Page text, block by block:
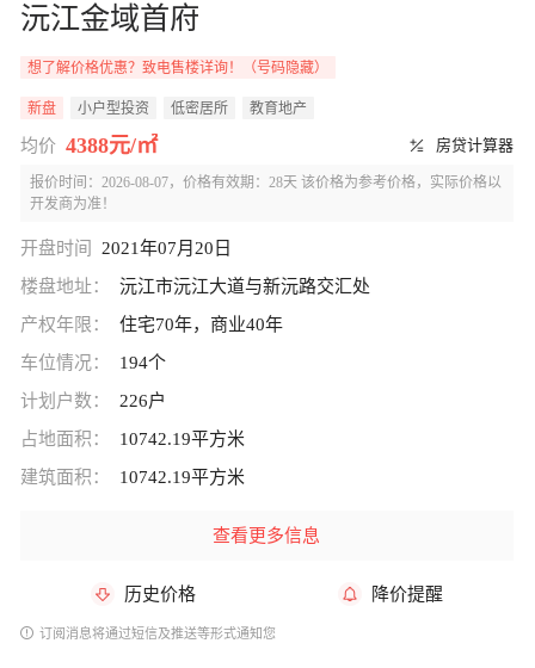
沅江金域首府
想了解价格优惠？致电售楼详询！（号码隐藏）
新盘 小户型投资 低密居所 教育地产
均价 房贷计算器
4388元/㎡
报价时间：2026-08-07，价格有效期：28天 该价格为参考价格，实际价格以
开发商为准！
开盘时间
2021年07月20日
楼盘地址：
沅江市沅江大道与新沅路交汇处
产权年限：
住宅70年，商业40年
车位情况：
194个
计划户数：
226户
占地面积：
10742.19平方米
建筑面积：
10742.19平方米
查看更多信息
历史价格 降价提醒
订阅消息将通过短信及推送等形式通知您